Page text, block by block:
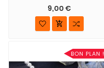
9,00 €

BON PLAN !